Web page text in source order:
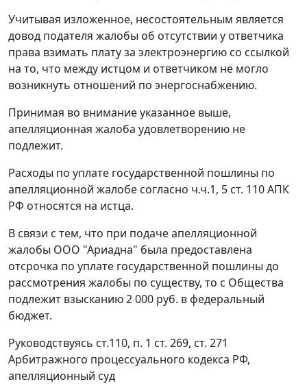
Учитывая изложенное, несостоятельным является
довод подателя жалобы об отсутствии у ответчика
права взимать плату за электроэнергию со ссылкой
на то, что между истцом и ответчиком не могло
возникнуть отношений по энергоснабжению.
Принимая во внимание указанное выше,
апелляционная жалоба удовлетворению не
подлежит.
Расходы по уплате государственной пошлины по
апелляционной жалобе согласно ч.ч.1, 5 ст. 110АПК
РФ относятся на истца.
В связи с тем, что при подаче апелляционной
жалобы ООО "Ариадна" была предоставлена
отсрочка по уплате государственной пошлины до
рассмотрения жалобы по существу, то с Общества
подлежит взысканию 2 000 руб. в федеральный
бюджет.
Руководствуясь ст.110, п. 1 ст. 269, ст. 271
Арбитражного процессуального кодекса РФ,
апелляционный суд